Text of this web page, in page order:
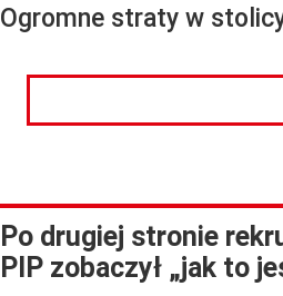
Ogromne straty w
Po drugiej stronie
PIP zobaczył „jak to